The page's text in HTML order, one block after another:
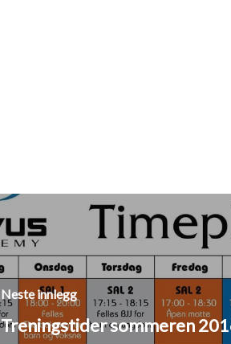
Neste innlegg
Treningstider sommeren